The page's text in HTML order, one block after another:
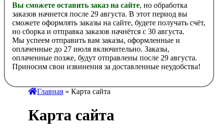
Вы сможете оставить заказ на сайте, но обработка
заказов начнется после 29 августа. В этот период вы
сможете оформлять заказы на сайте, будете получать счёт,
но сборка и отправка заказов начнётся с 30 августа.
Мы успеем отправить вам заказы, оформленные и
оплаченные до 27 июля включительно. Заказы,
оплаченные позже, будут отправлены после 29 августа.
Приносим свои извинения за доставленные неудобства!
Главная » Карта сайта
Карта сайта